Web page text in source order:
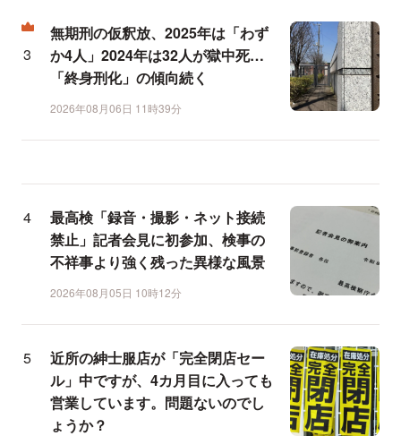
無期刑の仮釈放、2025年は「わず
か4人」2024年は32人が獄中死…
「終身刑化」の傾向続く
2026年08月06日 11時39分
最高検「録音・撮影・ネット接続
禁止」記者会見に初参加、検事の
不祥事より強く残った異様な風景
2026年08月05日 10時12分
近所の紳士服店が「完全閉店セー
ル」中ですが、4カ月目に入っても
営業しています。問題ないのでし
ょうか？